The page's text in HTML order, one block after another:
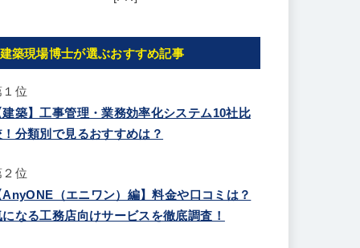
建築現場博士が選ぶおすすめ記事
１位
建築】工事管理・業務効率化システム10社比
！分類別で見るおすすめは？
２位
AnyONE（エニワン）編】料金や口コミは？
になる工務店向けサービスを徹底調査！